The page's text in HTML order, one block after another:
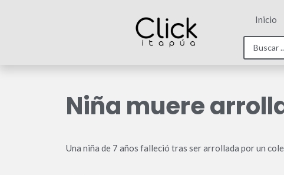
Inicio
Niña muere
Una niña de 7 años falleció tras ser arrollada por un